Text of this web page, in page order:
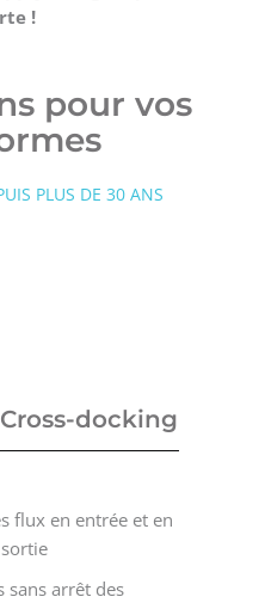
!
pour vos
PLUS DE 30 ANS
docking
flux en entrée et en
sortie
sans arrêt des